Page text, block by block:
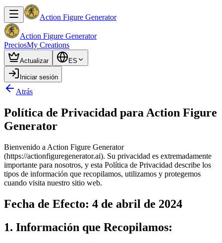
Action Figure Generator
Action Figure Generator
PreciosMy Creations
Actualizar ES
Iniciar sesión
Atrás
Política de Privacidad para Action Figure
Generator
Bienvenido a Action Figure Generator
(https://actionfiguregenerator.ai). Su privacidad es extremadamente
importante para nosotros, y esta Política de Privacidad describe los
tipos de información que recopilamos, utilizamos y protegemos
cuando visita nuestro sitio web.
Fecha de Efecto: 4 de abril de 2024
1. Información que Recopilamos: